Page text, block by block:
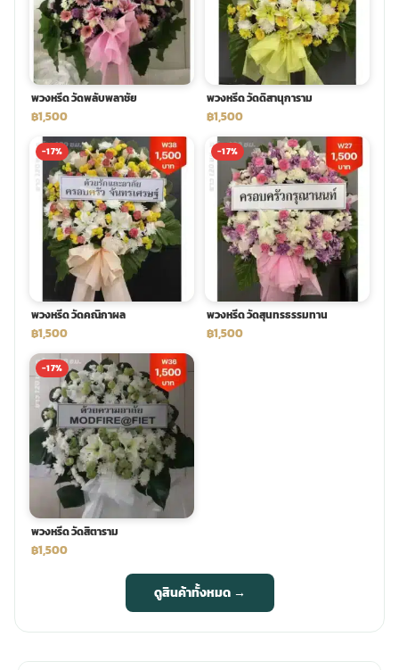
พวงหรีด วัดพลับพลาชัย
฿1,500
พวงหรีด วัดดิสานุการาม
฿1,500
-17%
พวงหรีด วัดคณิกาผล
฿1,500
-17%
พวงหรีด วัดสุนทรธรรมทาน
฿1,500
-17%
พวงหรีด วัดสิตาราม
฿1,500
ดูสินค้าทั้งหมด →